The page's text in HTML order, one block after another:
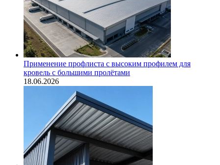
Применение профлиста с высоким профилем для
кровель с большими пролётами
18.06.2026